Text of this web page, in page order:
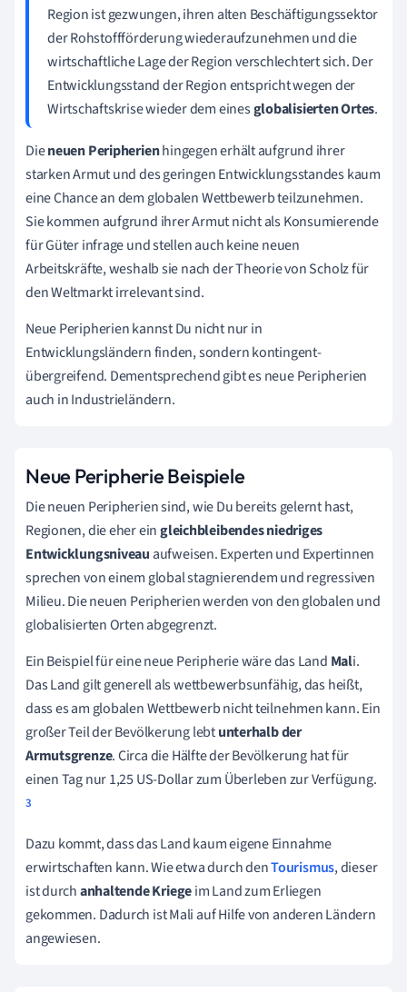
Region ist gezwungen, ihren alten Beschäftigungssektor
der Rohstoffförderung wiederaufzunehmen und die
wirtschaftliche Lage der Region verschlechtert sich. Der
Entwicklungsstand der Region entspricht wegen der
Wirtschaftskrise wieder dem einesglobalisierten Ortes.
Dieneuen Peripherienhingegen erhält aufgrund ihrer
starken Armut und des geringen Entwicklungsstandes kaum
eine Chance an dem globalen Wettbewerb teilzunehmen.
Sie kommen aufgrund ihrer Armut nicht als Konsumierende
für Güter infrage und stellen auch keine neuen
Arbeitskräfte, weshalb sie nach der Theorie von Scholz für
den Weltmarkt irrelevant sind.
Neue Peripherien kannst Du nicht nur in
Entwicklungsländern finden, sondern kontingent-
übergreifend. Dementsprechend gibt es neue Peripherien
auch in Industrieländern.
Neue Peripherie Beispiele
Die neuen Peripherien sind, wie Du bereits gelernt hast,
Regionen, die eher eingleichbleibendes niedriges
Entwicklungsniveau aufweisen. Experten und Expertinnen
sprechen von einem global stagnierendem und regressiven
Milieu. Die neuen Peripherien werden von den globalen und
globalisierten Orten abgegrenzt.
Ein Beispiel für eine neue Peripherie wäre das Land Mali.
Das Land gilt generell als wettbewerbsunfähig, das heißt,
dass es am globalen Wettbewerb nicht teilnehmen kann. Ein
großer Teil der Bevölkerung lebtunterhalb der
Armutsgrenze. Circa die Hälfte der Bevölkerung hat für
einen Tag nur 1,25 US-Dollar zum Überleben zur Verfügung.
3
Dazu kommt, dass das Land kaum eigene Einnahme
erwirtschaften kann. Wie etwa durch denTourismus, dieser
ist durchanhaltende Kriegeim Land zum Erliegen
gekommen. Dadurch ist Mali auf Hilfe von anderen Ländern
angewiesen.